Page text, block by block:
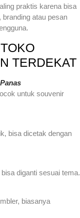
praktis karena bisa
branding atau pesan
TERDEKAT
untuk souvenir
bisa dicetak dengan
diganti sesuai tema.
biasanya